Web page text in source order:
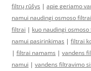
filtrų rūšys | apie geriamo
namui naudingi osmoso filtrai
filtrai | kuo naudingi
namui pasirinkimas | filtrai
| filtrai namams | vandens
namui | vandens filtravimo